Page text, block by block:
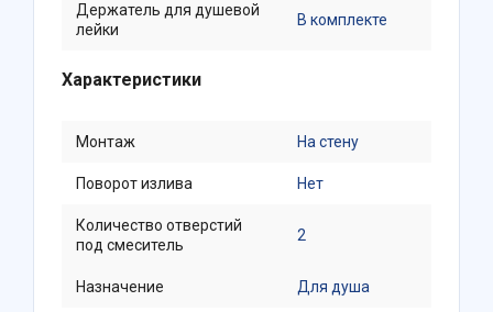
Держатель для душевой
лейки
В комплекте
Характеристики
Монтаж На стену
Поворот излива Нет
Количество отверстий
под смеситель
2
Назначение Для душа